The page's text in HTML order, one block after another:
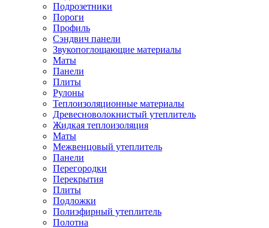
Подрозетники
Пороги
Профиль
Сэндвич панели
Звукопоглощающие материалы
Маты
Панели
Плиты
Рулоны
Теплоизоляционные материалы
Древесноволокнистый утеплитель
Жидкая теплоизоляция
Маты
Межвенцовый утеплитель
Панели
Перегородки
Перекрытия
Плиты
Подложки
Полиэфирный утеплитель
Полотна